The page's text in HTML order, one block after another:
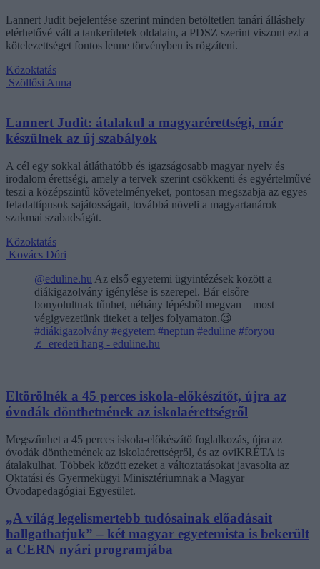
Lannert Judit bejelentése szerint minden betöltetlen tanári álláshely
elérhetővé vált a tankerületek oldalain, a PDSZ szerint viszont ezt a
kötelezettséget fontos lenne törvényben is rögzíteni.
Közoktatás
Szöllősi Anna
Lannert Judit: átalakul a magyarérettségi, már
készülnek az új szabályok
A cél egy sokkal átláthatóbb és igazságosabb magyar nyelv és
irodalom érettségi, amely a tervek szerint csökkenti és egyértelművé
teszi a középszintű követelményeket, pontosan megszabja az egyes
feladattípusok sajátosságait, továbbá növeli a magyartanárok
szakmai szabadságát.
Közoktatás
Kovács Dóri
@eduline.hu Az első egyetemi ügyintézések között a
diákigazolvány igénylése is szerepel. Bár elsőre
bonyolultnak tűnhet, néhány lépésből megvan – most
végigvezetünk titeket a teljes folyamaton.😉
#diákigazolvány #egyetem #neptun #eduline #foryou
♬ eredeti hang - eduline.hu
Eltörölnék a 45 perces iskola-előkészítőt, újra az
óvodák dönthetnének az iskolaérettségről
Megszűnhet a 45 perces iskola-előkészítő foglalkozás, újra az
óvodák dönthetnének az iskolaérettségről, és az oviKRÉTA is
átalakulhat. Többek között ezeket a változtatásokat javasolta az
Oktatási és Gyermekügyi Minisztériumnak a Magyar
Óvodapedagógiai Egyesület.
„A világ legelismertebb tudósainak előadásait
hallgathatjuk” – két magyar egyetemista is bekerült
a CERN nyári programjába